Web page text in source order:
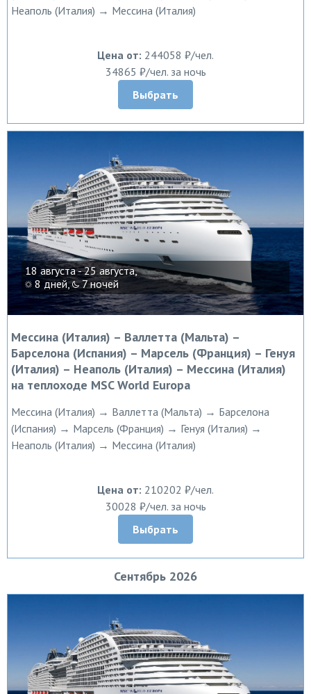
Неаполь (Италия) → Мессина (Италия)
Цена от: 244058 ₽/чел.
34865 ₽/чел. за ночь
Выбрать
18 августа - 25 августа,
8 дней, 7 ночей
Мессина (Италия) – Валлетта (Мальта) –
Барселона (Испания) – Марсель (Франция) – Генуя
(Италия) – Неаполь (Италия) – Мессина (Италия)
на теплоходе MSC World Europa
Мессина (Италия) → Валлетта (Мальта) → Барселона
(Испания) → Марсель (Франция) → Генуя (Италия) →
Неаполь (Италия) → Мессина (Италия)
Цена от: 210202 ₽/чел.
30028 ₽/чел. за ночь
Выбрать
Сентябрь 2026